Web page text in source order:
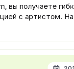
вы получаете
с артистом.